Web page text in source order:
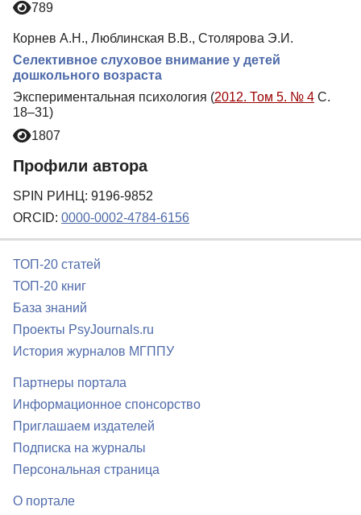
789
Корнев А.Н., Люблинская В.В., Столярова Э.И.
Селективное слуховое внимание у детей
дошкольного возраста
Экспериментальная психология (2012. Том 5. № 4 С.
18–31)
1807
Профили автора
SPIN РИНЦ: 9196-9852
ORCID: 0000-0002-4784-6156
ТОП-20 статей
ТОП-20 книг
База знаний
Проекты PsyJournals.ru
История журналов МГППУ
Партнеры портала
Информационное спонсорство
Приглашаем издателей
Подписка на журналы
Персональная страница
О портале